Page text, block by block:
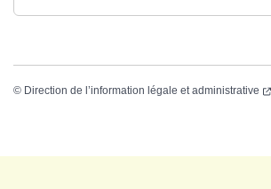
© Direction de l’information légale et administrative